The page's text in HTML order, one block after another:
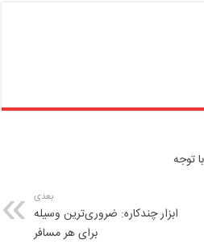
توجه
بعدی
ابزار چندکاره: ضروری‌ترین وسیله
برای هر مسافر